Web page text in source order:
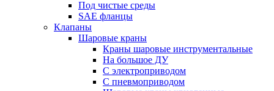
Под чистые среды
SAE фланцы
Клапаны
Шаровые краны
Краны шаровые инструментальные
На большое ДУ
С электроприводом
С пневмоприводом